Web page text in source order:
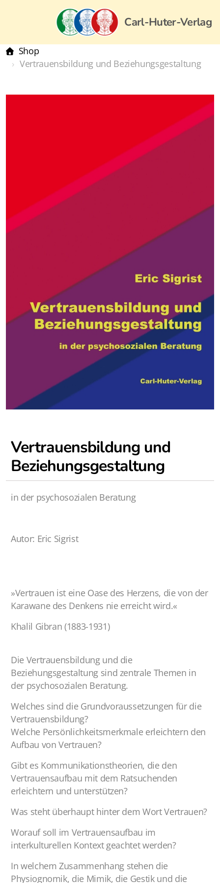
Carl-Huter-Verlag
Shop
Vertrauensbildung und Beziehungsgestaltung
Vertrauensbildung und
Beziehungsgestaltung
in der psychosozialen Beratung
Autor: Eric Sigrist
»Vertrauen ist eine Oase des Herzens, die von der
Karawane des Denkens nie erreicht wird.«
Khalil Gibran (1883-1931)
Die Vertrauensbildung und die
Beziehungsgestaltung sind zentrale Themen in
der psychosozialen Beratung.
Welches sind die Grundvoraussetzungen für die
Vertrauensbildung?
Welche Persönlichkeitsmerkmale erleichtern den
Aufbau von Vertrauen?
Gibt es Kommunikationstheorien, die den
Vertrauensaufbau mit dem Ratsuchenden
erleichtern und unterstützen?
Was steht überhaupt hinter dem Wort Vertrauen?
Worauf soll im Vertrauensaufbau im
interkulturellen Kontext geachtet werden?
In welchem Zusammenhang stehen die
Physiognomik, die Mimik, die Gestik und die
Bestseller
Neuerscheinung
Geschichte der Psychophysiognomik
Physiognomie und Charakter 2026
Physiognomie und Charakter 2025
Physiognomie und Charakter 2023
Physiognomie und Charakter 2022